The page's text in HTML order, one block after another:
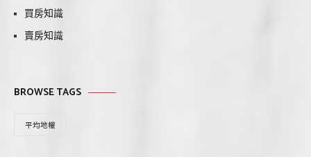
買房知識
賣房知識
BROWSE TAGS
平均地權